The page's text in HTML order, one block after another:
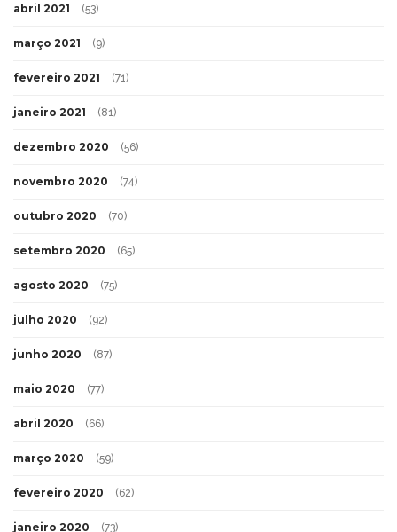
abril 2021 (53)
março 2021 (9)
fevereiro 2021 (71)
janeiro 2021 (81)
dezembro 2020 (56)
novembro 2020 (74)
outubro 2020 (70)
setembro 2020 (65)
agosto 2020 (75)
julho 2020 (92)
junho 2020 (87)
maio 2020 (77)
abril 2020 (66)
março 2020 (59)
fevereiro 2020 (62)
janeiro 2020 (73)